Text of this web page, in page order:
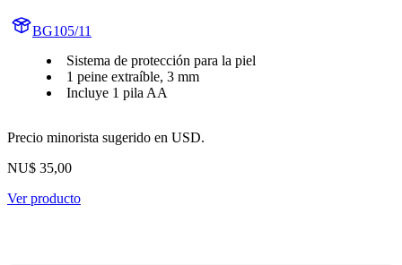
BG105/11
Sistema de protección para la piel
1 peine extraíble, 3 mm
Incluye 1 pila AA
Precio minorista sugerido en USD.
NU$ 35,00
Ver producto